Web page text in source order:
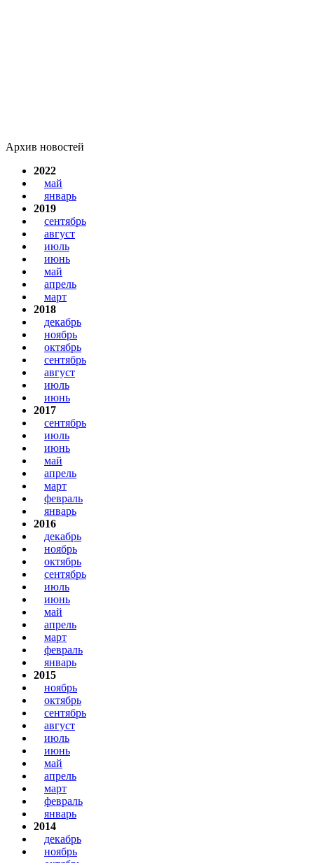
Архив новостей
2022
май
январь
2019
сентябрь
август
июль
июнь
май
апрель
март
2018
декабрь
ноябрь
октябрь
сентябрь
август
июль
июнь
2017
сентябрь
июль
июнь
май
апрель
март
февраль
январь
2016
декабрь
ноябрь
октябрь
сентябрь
июль
июнь
май
апрель
март
февраль
январь
2015
ноябрь
октябрь
сентябрь
август
июль
июнь
май
апрель
март
февраль
январь
2014
декабрь
ноябрь